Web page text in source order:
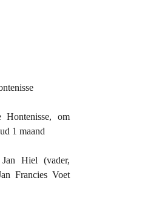
Hontenisse, om
1 maand
Hiel (vader,
Francies Voet